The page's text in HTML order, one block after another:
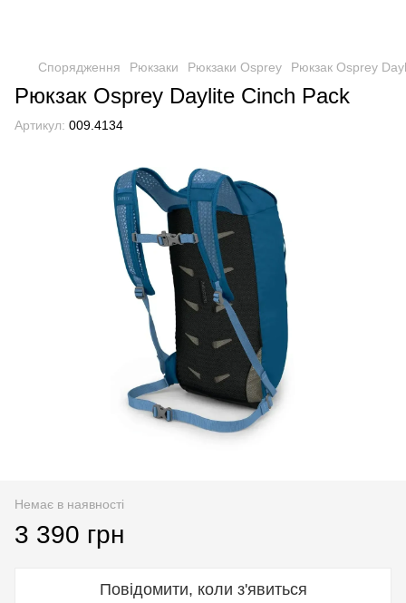
Спорядження Рюкзаки Рюкзаки Osprey Рюкзак Osprey
Рюкзак Osprey Daylite Cinch Pack
Артикул: 009.4134
Немає в наявності
3 390 грн
Повідомити, коли з'явиться